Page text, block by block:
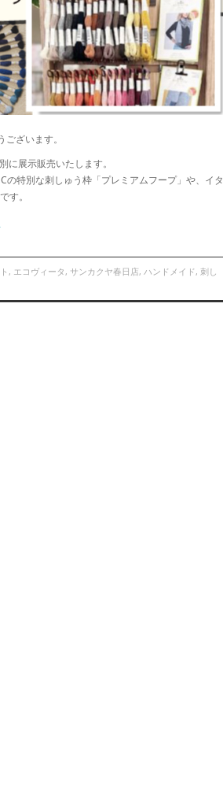
ざいます。
に展示販売いたします。
特別な刺しゅう枠「プレミアムフープ」や、イタ
す。
, エコヴィータ , サンカクヤ春日店, ハンドメイド, 刺し